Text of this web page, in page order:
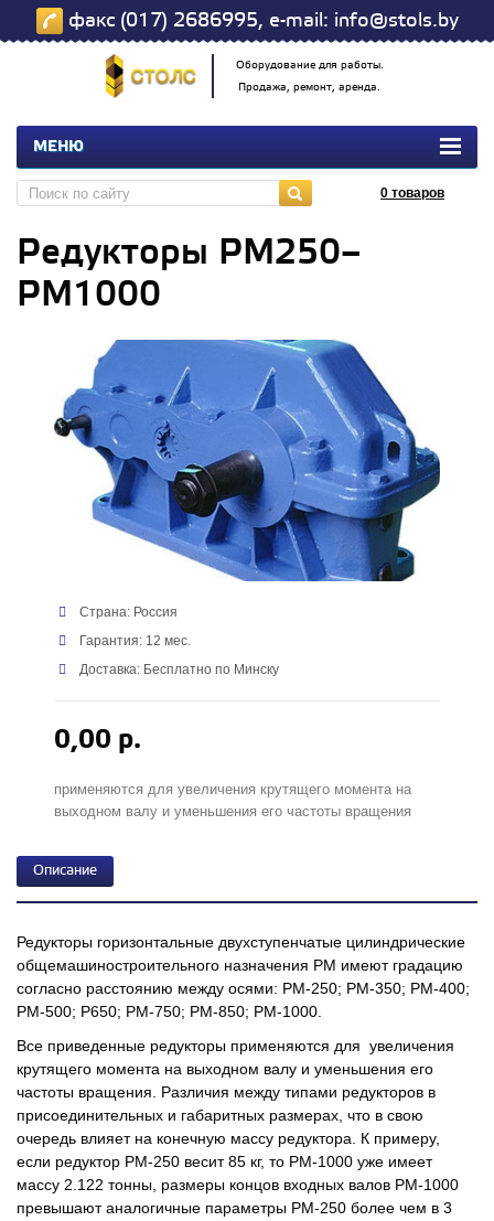
факс (017) 2686995, e-mail: info@stols.by
Оборудование для работы.
Продажа, ремонт, аренда.
МЕНЮ
0 товаров
Редукторы РМ250–
РМ1000
Страна: Россия
Гарантия: 12 мес.
Доставка: Бесплатно по Минску
0,00 р.
применяются для увеличения крутящего момента на
выходном валу и уменьшения его частоты вращения
Описание
Редукторы горизонтальные двухступенчатые цилиндрические
общемашиностроительного назначения РМ имеют градацию
согласно расстоянию между осями: РМ-250; РМ-350; PM-400;
РМ-500; Р650; РМ-750; РМ-850; PM-1000.
Все приведенные редукторы применяются для увеличения
крутящего момента на выходном валу и уменьшения его
частоты вращения. Различия между типами редукторов в
присоединительных и габаритных размерах, что в свою
очередь влияет на конечную массу редуктора. К примеру,
если редуктор РМ-250 весит 85 кг, то РМ-1000 уже имеет
массу 2.122 тонны, размеры концов входных валов РМ-1000
превышают аналогичные параметры РМ-250 более чем в 3